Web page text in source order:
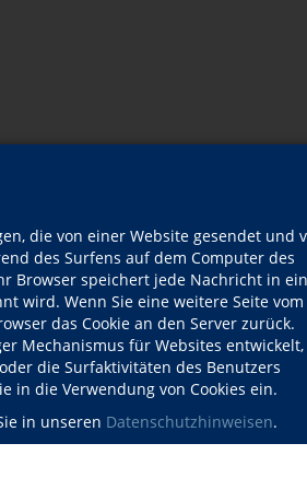
die von einer Website gesendet und
des Surfens auf dem Computer des
Browser speichert jede Nachricht in
wird. Wenn Sie eine weitere Seite vom
das Cookie an den Server zurück.
Mechanismus für Websites
die Surfaktivitäten des Benutzers
in die Verwendung von Cookies ein.
in unseren Datenschutzhinweisen.
Sa., 26.09.2026
Sa., 10.10.2026
Sa., 14.11.2026
Sa., 05.12.2026
Sa., 30.01.2027